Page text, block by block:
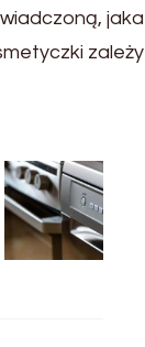
jaka
zależy